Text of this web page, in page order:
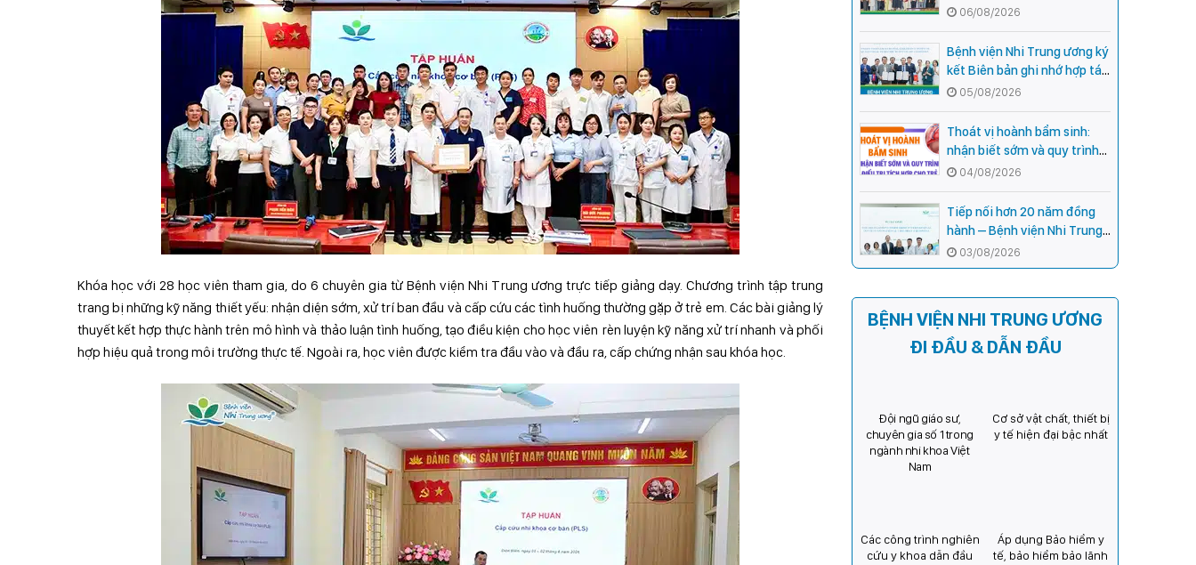
Khóa học với 28 học viên tham gia, do 6 chuyên gia từ Bệnh viện Nhi Trung ương trực tiếp giảng dạy. Chương trình tập trung
trang bị những kỹ năng thiết yếu: nhận diện sớm, xử trí ban đầu và cấp cứu các tình huống thường gặp ở trẻ em. Các bài giảng lý
thuyết kết hợp thực hành trên mô hình và thảo luận tình huống, tạo điều kiện cho học viên rèn luyện kỹ năng xử trí nhanh và phối
hợp hiệu quả trong môi trường thực tế. Ngoài ra, học viên được kiểm tra đầu vào và đầu ra, cấp chứng nhận sau khóa học.
năng lực khám, chữa bệnh
Nhi khoa cho cán bộ y tế tại
các tỉnh miền núi phía Bắc
06/08/2026
Bệnh viện Nhi Trung ương ký
kết Biên bản ghi nhớ hợp tác
với Bệnh viện Nhi Quốc gia
Campuchia
05/08/2026
Thoát vị hoành bẩm sinh:
nhận biết sớm và quy trình
điều trị tích hợp cho trẻ -
chia sẻ từ các chuyên gia
hàng đầu của Bệnh Viện Nhi
Trung ương
04/08/2026
Tiếp nối hơn 20 năm đồng
hành – Bệnh viện Nhi Trung
ương và Tổ chức Orbis (Hoa
Kỳ) tăng cường hợp tác, mở
03/08/2026
BỆNH VIỆN NHI TRUNG ƯƠNG
ĐI ĐẦU & DẪN ĐẦU
Đội ngũ giáo sư,
chuyên gia số 1 trong
ngành nhi khoa Việt
Nam
Cơ sở vật chất, thiết bị
y tế hiện đại bậc nhất
Các công trình nghiên
cứu y khoa dẫn đầu
Áp dụng Bảo hiểm y
tế, bảo hiểm bảo lãnh